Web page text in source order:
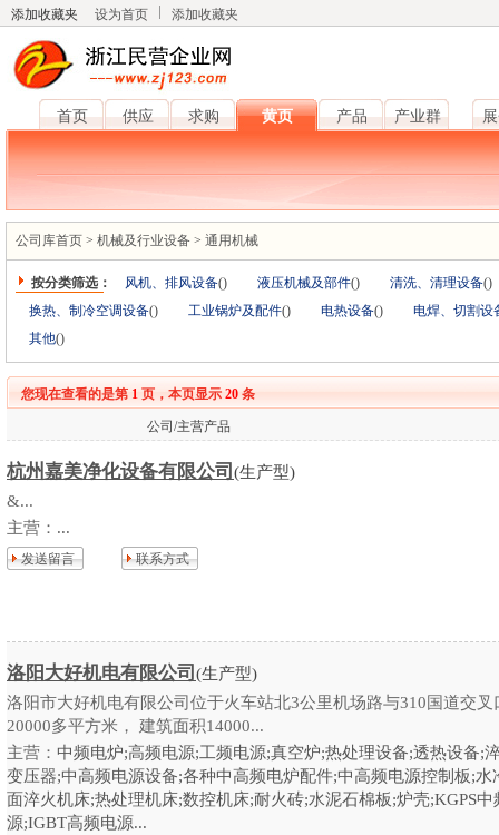
添加收藏夹 设为首页 添加收藏夹
首页 供应 求购 黄页 产品 产业群
公司库首页 > 机械及行业设备 > 通用机械
按分类筛选： 风机、排风设备() 液压机械及部件() 清洗、清理设备()
换热、制冷空调设备() 工业锅炉及配件() 电热设备()
电焊、切割设
其他()
您现在查看的是第 1 页，本页显示 20 条
公司/主营产品
杭州嘉美净化设备有限公司 (生产型)
&...
主营： ...
发送留言 联系方式
洛阳大好机电有限公司 (生产型)
洛阳市大好机电有限公司位于火车站北3公里机场路与310国道交叉
20000多平方米， 建筑面积14000...
主营： 中频电炉;高频电源;工频电源;真空炉;热处理设备;透热设备;
变压器;中高频电源设备;各种中高频电炉配件;中高频电源控制板;水
面淬火机床;热处理机床;数控机床;耐火砖;水泥石棉板;炉壳;KGPS中
源;IGBT高频电源...